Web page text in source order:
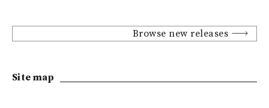
Browse new releases
Site map